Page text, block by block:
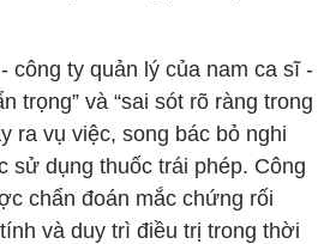
công ty quản lý của nam ca sĩ -
trọng” và “sai sót rõ ràng trong
ra vụ việc, song bác bỏ nghi
sử dụng thuốc trái phép. Công
chẩn đoán mắc chứng rối
và duy trì điều trị trong thời